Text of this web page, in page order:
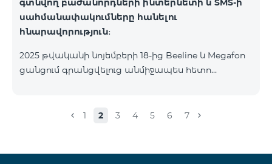
Beeline և Tele2 ցանցեր, 500 SMS, 200 ՄԲ
ռոումինգում, 60 TV ալիք։ «BeFree 5000 unlimit»
սակագնային փաթեթի ամսավճարը կազմում է
սակագնային փաթեթը կդադարի գ
գտնվող բաժանորդների ինտերնետի և SMS-ի
սահմանափակումները հանելու
հնարավորություն։
2025 թվականի նոյեմբերի 18-ից Beeline և Megafon
ցանցում գրանցվելուց անմիջապես հետո
էջին։ Ստուգումը հաջողությամբ անցնելուց հետո
կերպով։ Խնդրում ենք ուշադրություն դարձնել, որ
1 2 3 4 5 6 7